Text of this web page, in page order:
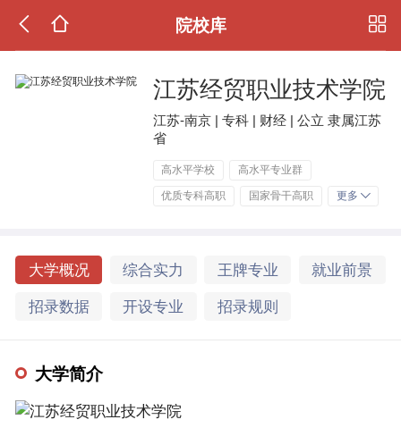
院校库
江苏经贸职业技术学院
江苏-南京 | 专科 | 财经 | 公立 隶属江苏
省
高水平学校 高水平专业群
优质专科高职 国家骨干高职 更多
大学概况 综合实力 王牌专业 就业前景
招录数据 开设专业 招录规则
大学简介